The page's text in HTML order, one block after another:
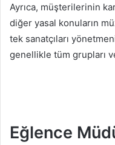
Ayrıca, müşterilerinin
diğer yasal konuların
tek sanatçıları
genellikle tüm grupları
Eğlence